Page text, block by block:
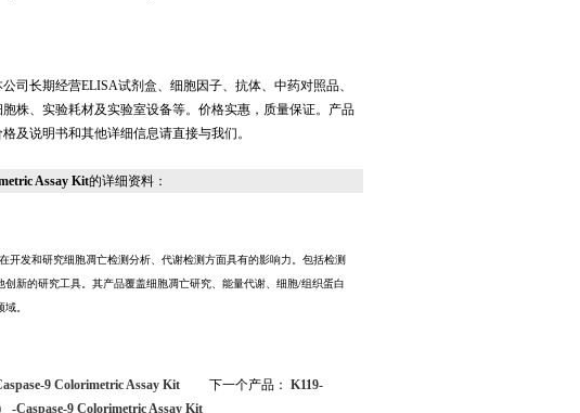
公司长期经营ELISA试剂盒、细胞因子、抗体、中药对照品、
胞株、实验耗材及实验室设备等。价格实惠，质量保证。产品
格及说明书和其他详细信息请直接与我们。
Assay Kit的详细资料：
发和研究细胞凋亡检测分析、代谢检测方面具有的影响力。包括检测
新的研究工具。其产品覆盖细胞凋亡研究、能量代谢、细胞/组织蛋白
。
9 Colorimetric Assay Kit 下一个产品： K119-
-Caspase-9 Colorimetric Assay Kit